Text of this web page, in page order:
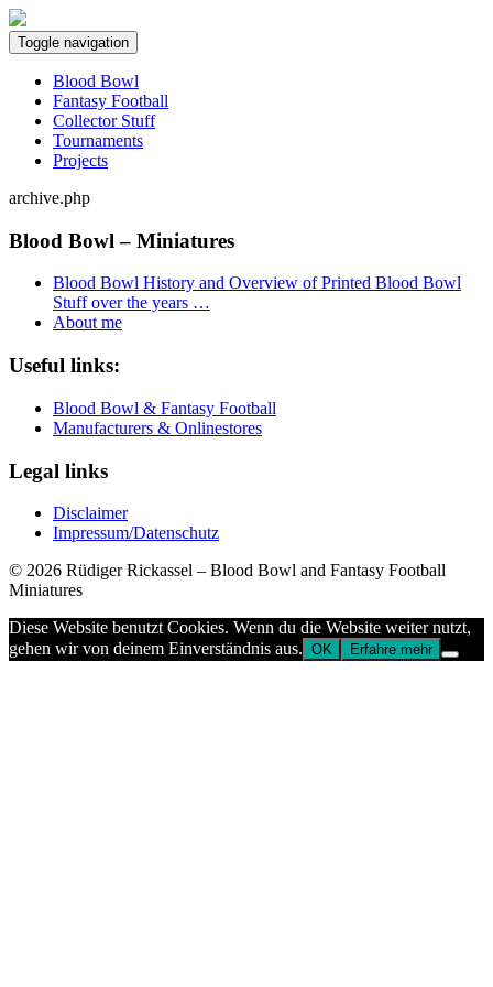
Toggle navigation
Blood Bowl
Fantasy Football
Collector Stuff
Tournaments
Projects
archive.php
Blood Bowl – Miniatures
Blood Bowl History and Overview of Printed Blood Bowl
Stuff over the years …
About me
Useful links:
Blood Bowl & Fantasy Football
Manufacturers & Onlinestores
Legal links
Disclaimer
Impressum/Datenschutz
© 2026 Rüdiger Rickassel – Blood Bowl and Fantasy Football
Miniatures
Diese Website benutzt Cookies. Wenn du die Website weiter nutzt,
gehen wir von deinem Einverständnis aus. OK Erfahre mehr